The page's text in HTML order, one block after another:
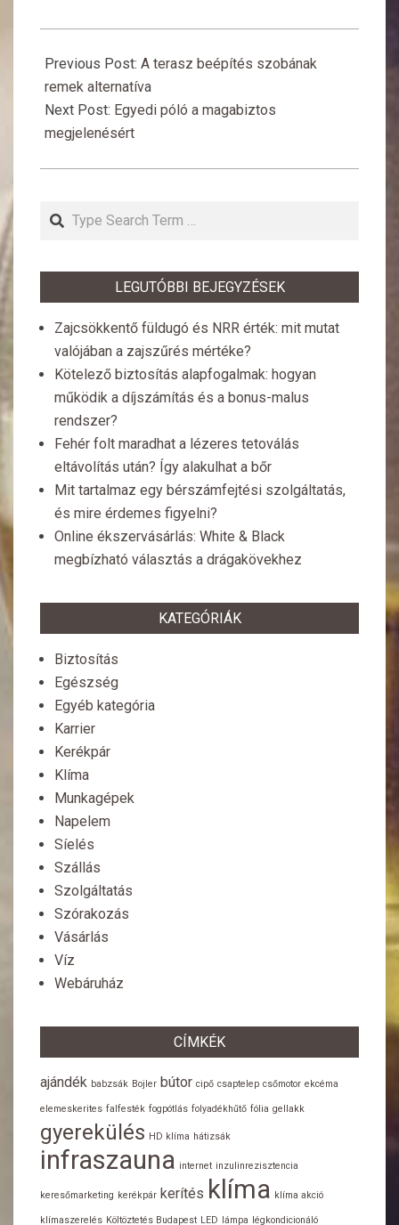
03-
27
Previous Post: A terasz beépítés szobának
remek alternatíva
Next Post: Egyedi póló a magabiztos
megjelenésért
Search
LEGUTÓBBI BEJEGYZÉSEK
Zajcsökkentő füldugó és NRR érték: mit mutat
valójában a zajszűrés mértéke?
Kötelező biztosítás alapfogalmak: hogyan
működik a díjszámítás és a bonus-malus
rendszer?
Fehér folt maradhat a lézeres tetoválás
eltávolítás után? Így alakulhat a bőr
Mit tartalmaz egy bérszámfejtési szolgáltatás,
és mire érdemes figyelni?
Online ékszervásárlás: White & Black
megbízható választás a drágakövekhez
KATEGÓRIÁK
Biztosítás
Egészség
Egyéb kategória
Karrier
Kerékpár
Klíma
Munkagépek
Napelem
Síelés
Szállás
Szolgáltatás
Szórakozás
Vásárlás
Víz
Webáruház
CÍMKÉK
ajándék babzsák Bojler bútor cipő csaptelep csőmotor ekcéma
elemeskerites falfesték fogpótlás folyadékhűtő fólia gellakk
gyerekülés HD klíma hátizsák
infraszauna internet inzulinrezisztencia
keresőmarketing kerékpár kerítés klíma klíma akció
klímaszerelés Költöztetés Budapest LED lámpa légkondicionáló